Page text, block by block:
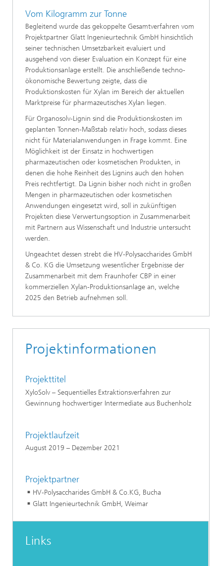
Vom Kilogramm zur Tonne
Begleitend wurde das gekoppelte Gesamtverfahren vom
Projektpartner Glatt Ingenieurtechnik GmbH hinsichtlich
seiner technischen Umsetzbarkeit evaluiert und
ausgehend von dieser Evaluation ein Konzept für eine
Produktionsanlage erstellt. Die anschließende techno-
ökonomische Bewertung zeigte, dass die
Produktionskosten für Xylan im Bereich der aktuellen
Marktpreise für pharmazeutisches Xylan liegen.
Für Organosolv-Lignin sind die Produktionskosten im
geplanten Tonnen-Maßstab relativ hoch, sodass dieses
nicht für Materialanwendungen in Frage kommt. Eine
Möglichkeit ist der Einsatz in hochwertigen
pharmazeutischen oder kosmetischen Produkten, in
denen die hohe Reinheit des Lignins auch den hohen
Preis rechtfertigt. Da Lignin bisher noch nicht in großen
Mengen in pharmazeutischen oder kosmetischen
Anwendungen eingesetzt wird, soll in zukünftigen
Projekten diese Verwertungsoption in Zusammenarbeit
mit Partnern aus Wissenschaft und Industrie untersucht
werden.
Ungeachtet dessen strebt die HV-Polysaccharides GmbH
& Co. KG die Umsetzung wesentlicher Ergebnisse der
Zusammenarbeit mit dem Fraunhofer CBP in einer
kommerziellen Xylan-Produktionsanlage an, welche
2025 den Betrieb aufnehmen soll.
Projektinformationen
Projekttitel
XyloSolv – Sequentielles Extraktionsverfahren zur
Gewinnung hochwertiger Intermediate aus Buchenholz
Projektlaufzeit
August 2019 – Dezember 2021
Projektpartner
HV-Polysaccharides GmbH & Co.KG, Bucha
Glatt Ingenieurtechnik GmbH, Weimar
Links